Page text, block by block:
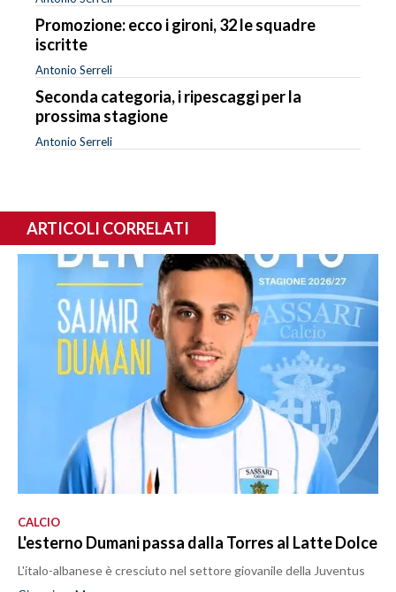
Promozione: ecco i gironi, 32 le squadre
iscritte
Antonio Serreli
Seconda categoria, i ripescaggi per la
prossima stagione
Antonio Serreli
ARTICOLI CORRELATI
CALCIO
L'esterno Dumani passa dalla Torres al Latte Dolce
L'italo-albanese è cresciuto nel settore giovanile della Juventus